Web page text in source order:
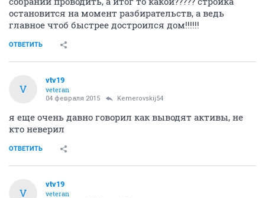
К
КсенияСереда
member
04 февраля 2015 Kemerovskij54
Уважаемые, Дольщики!
09.02.2015 года до 12.00 от представителя ООО
"Золотой Софит".
с 09.02.2015 года внешний управляющий будет
находиться по другому адресу, местонахождение
которого будет опубликовано на форуме позже.